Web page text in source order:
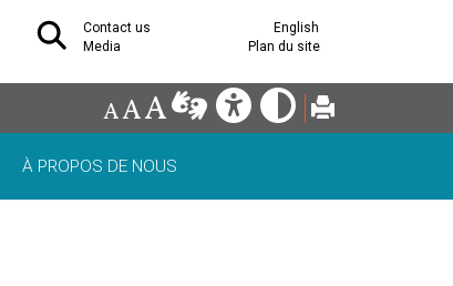
Contact us
English
Media
Plan du site
À PROPOS DE NOUS